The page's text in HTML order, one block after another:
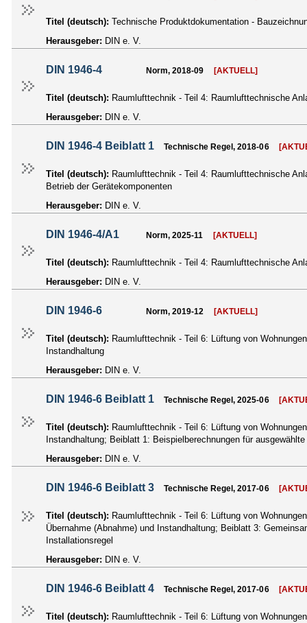
Titel (deutsch): Technische Produktdokumentation -
Herausgeber: DIN e. V.
DIN 1946-4 Norm, 2018-09 [AKTUELL]
Titel (deutsch): Raumlufttechnik - Teil 4: Raumlufttechnische
Herausgeber: DIN e. V.
DIN 1946-4 Beiblatt 1 Technische Regel, 2018-06
Titel (deutsch): Raumlufttechnik - Teil 4: Raumlufttechnische
Betrieb der Gerätekomponenten
Herausgeber: DIN e. V.
DIN 1946-4/A1 Norm, 2025-11 [AKTUELL]
Titel (deutsch): Raumlufttechnik - Teil 4: Raumlufttechnische
Herausgeber: DIN e. V.
DIN 1946-6 Norm, 2019-12 [AKTUELL]
Titel (deutsch): Raumlufttechnik - Teil 6: Lüftung von
Instandhaltung
Herausgeber: DIN e. V.
DIN 1946-6 Beiblatt 1 Technische Regel, 2025-06
Titel (deutsch): Raumlufttechnik - Teil 6: Lüftung von
Instandhaltung; Beiblatt 1: Beispielberechnungen für
Herausgeber: DIN e. V.
DIN 1946-6 Beiblatt 3 Technische Regel, 2017-06
Titel (deutsch): Raumlufttechnik - Teil 6: Lüftung von
Übernahme (Abnahme) und Instandhaltung; Beiblatt 3:
Installationsregel
Herausgeber: DIN e. V.
DIN 1946-6 Beiblatt 4 Technische Regel, 2017-06
Titel (deutsch): Raumlufttechnik - Teil 6: Lüftung von